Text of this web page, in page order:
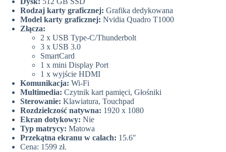
Rodzaj karty graficznej: Grafika dedykowana
Model karty graficznej: Nvidia Quadro T1000
Złącza:
2 x USB Type-C/Thunderbolt
3 x USB 3.0
SmartCard
1 x mini Display Port
1 x wyjście HDMI
Komunikacja: Wi-Fi
Multimedia: Czytnik kart pamięci, Głośniki
Sterowanie: Klawiatura, Touchpad
Rozdzielczość natywna: 1920 x 1080
Ekran dotykowy: Nie
Typ matrycy: Matowa
Przekątna ekranu w calach: 15.6″
Cena: 1599 zł.